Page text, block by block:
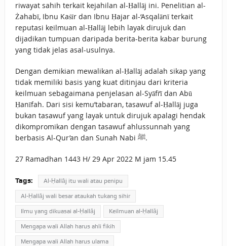
riwayat sahih terkait kejahilan al-Ḥallāj ini. Penelitian al-
Żahabī, Ibnu Kaṡīr dan Ibnu Ḥajar al-‘Asqalānī terkait
reputasi keilmuan al-Ḥallāj lebih layak dirujuk dan
dijadikan tumpuan daripada berita-berita kabar burung
yang tidak jelas asal-usulnya.
Dengan demikian mewalikan al-Ḥallāj adalah sikap yang
tidak memiliki basis yang kuat ditinjau dari kriteria
keilmuan sebagaimana penjelasan al-Syāfi‘ī dan Abū
Ḥanīfah. Dari sisi kemu’tabaran, tasawuf al-Ḥallāj juga
bukan tasawuf yang layak untuk dirujuk apalagi hendak
dikompromikan dengan tasawuf ahlussunnah yang
berbasis Al-Qur’an dan Sunah Nabi ﷺ.
27 Ramadhan 1443 H/ 29 Apr 2022 M jam 15.45
Tags: Al-Ḥallāj itu wali atau penipu
Al-Ḥallāj wali besar ataukah tukang sihir
Ilmu yang dikuasai al-Ḥallāj Keilmuan al-Ḥallāj
Mengapa wali Allah harus ahli fikih
Mengapa wali Allah harus ulama